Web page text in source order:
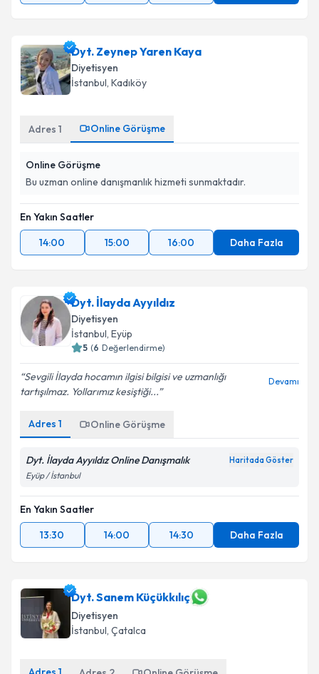
Dyt. Zeynep Yaren Kaya
Diyetisyen
İstanbul, Kadıköy
Adres 1 Online Görüşme
Online Görüşme
Bu uzman online danışmanlık hizmeti sunmaktadır.
En Yakın Saatler
14:00
15:00 16:00 Daha Fazla
Dyt. İlayda Ayyıldız
Diyetisyen
İstanbul, Eyüp
5 (6 Değerlendirme)
Sevgili İlayda hocamın ilgisi bilgisi ve uzmanlığı
tartışılmaz. Yollarımız kesiştiği...
Devamı
Adres 1 Online Görüşme
Dyt. İlayda Ayyıldız Online Danışmalık Haritada Göster
Eyüp / İstanbul
En Yakın Saatler
13:30
14:00 14:30 Daha Fazla
Dyt. Sanem Küçükkılıç
Diyetisyen
İstanbul, Çatalca